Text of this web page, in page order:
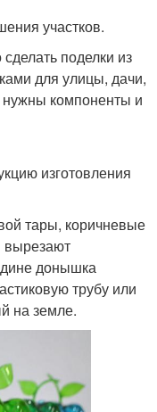
участков.
поделки из
для улицы, дачи,
нужны компоненты и
изготовления
тары, коричневые
вырезают
донышка
трубу или
на земле.